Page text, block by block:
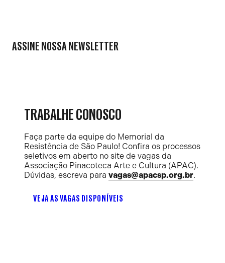
ASSINE NOSSA NEWSLETTER
TRABALHE CONOSCO
Faça parte da equipe do Memorial da
Resistência de São Paulo! Confira os processos
seletivos em aberto no site de vagas da
Associação Pinacoteca Arte e Cultura (APAC).
Dúvidas, escreva para vagas@apacsp.org.br.
VEJA AS VAGAS DISPONÍVEIS